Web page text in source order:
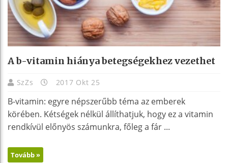
A b-vitamin hiánya betegségekhez vezethet
SzZs 2017 Okt 25
B-vitamin: egyre népszerűbb téma az emberek
körében. Kétségek nélkül állíthatjuk, hogy ez a vitamin
rendkívül előnyös számunkra, főleg a fár ...
Tovább »